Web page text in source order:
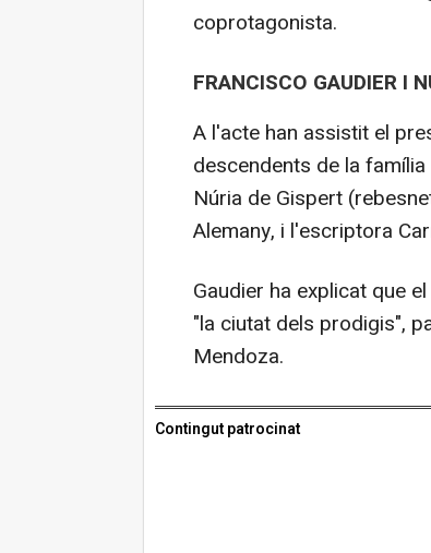
coprotagonista.
FRANCISCO GAUDIER I
A l'acte han assistit el
descendents de la
Núria de Gispert
Alemany, i l'escriptora
Gaudier ha explicat que
"la ciutat dels prodigis",
Mendoza.
Contingut patrocinat